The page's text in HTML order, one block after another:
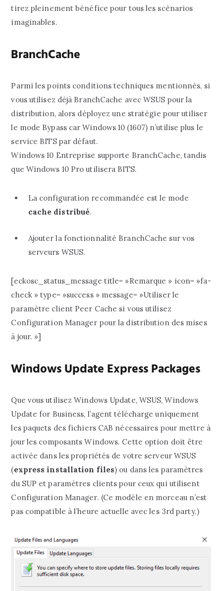
tirez pleinement bénéfice pour tous les scénarios
imaginables.
BranchCache
Parmi les points conditions techniques mentionnés, si
vous utilisez déjà BranchCache avec WSUS pour la
distribution, alors déployez une stratégie pour utiliser
le mode Bypass car Windows 10 (1607) n’utilise plus le
service BITS par défaut.
Windows 10 Entreprise supporte BranchCache, tandis
que Windows 10 Pro utilisera BITS.
La configuration recommandée est le mode
cache distribué.
Ajouter la fonctionnalité BranchCache sur vos
serveurs WSUS.
[eckosc_status_message title= »Remarque » icon= »fa-
check » type= »success » message= »Utiliser le
paramètre client Peer Cache si vous utilisez
Configuration Manager pour la distribution des mises
à jour. »]
Windows Update Express Packages
Que vous utilisez Windows Update, WSUS, Windows
Update for Business, l’agent télécharge uniquement
les paquets des fichiers CAB nécessaires pour mettre à
jour les composants Windows. Cette option doit être
activée dans les propriétés de votre serveur WSUS
(express installation files) ou dans les paramètres
du SUP et paramètres clients pour ceux qui utilisent
Configuration Manager. (Ce modèle en morceau n’est
pas compatible à l’heure actuelle avec les 3rd party.)